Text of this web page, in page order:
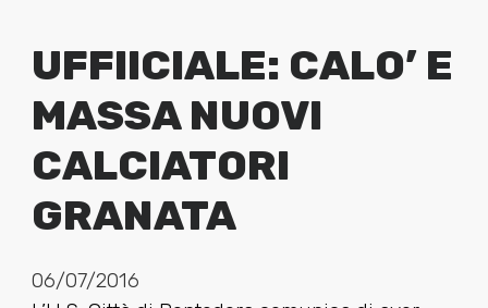
UFFIICIALE: CALO’ E
MASSA NUOVI
CALCIATORI
GRANATA
06/07/2016